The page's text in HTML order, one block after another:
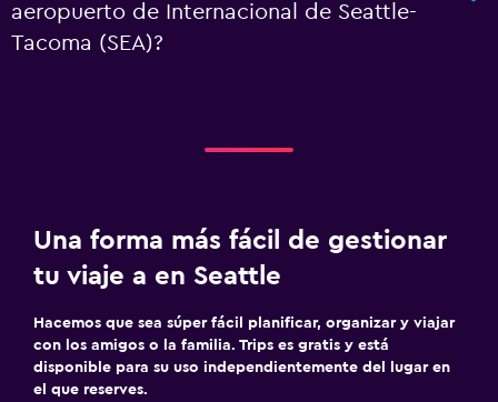
aeropuerto de Internacional de Seattle-
Tacoma (SEA)?
Una forma más fácil de gestionar
tu viaje a en Seattle
Hacemos que sea súper fácil planificar, organizar y viajar
con los amigos o la familia. Trips es gratis y está
disponible para su uso independientemente del lugar en
el que reserves.